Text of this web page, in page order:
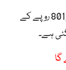
اس کے علاوہ 10 گرام سونے کی قیمت 4 ہزار 801 روپے کے